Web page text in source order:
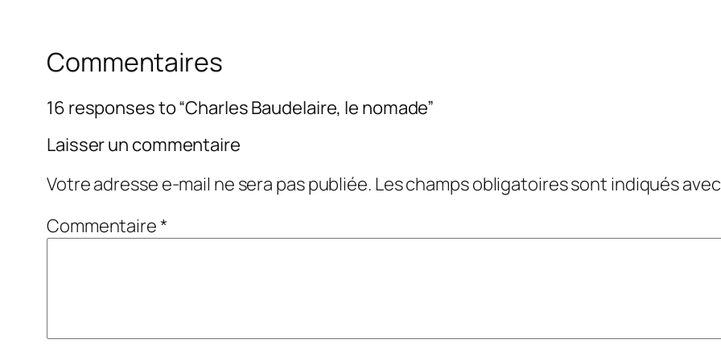
Commentaires
16 responses to “Charles Baudelaire, le nomade”
Laisser un commentaire
Votre adresse e-mail ne sera pas publiée. Les champs obligatoires sont indiqués
Commentaire*